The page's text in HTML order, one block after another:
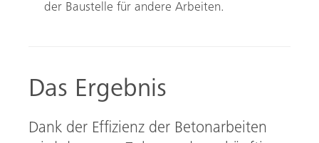
der Baustelle für andere Arbeiten.
Das Ergebnis
Dank der Effizienz der Betonarbeiten